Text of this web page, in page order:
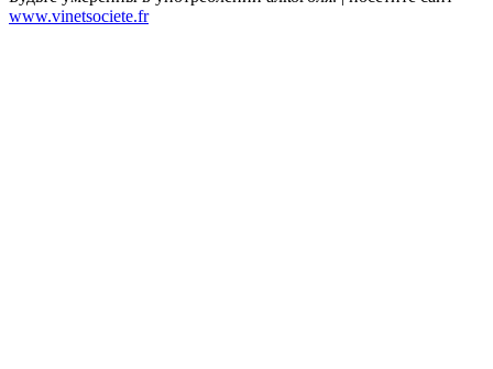
www.vinetsociete.fr